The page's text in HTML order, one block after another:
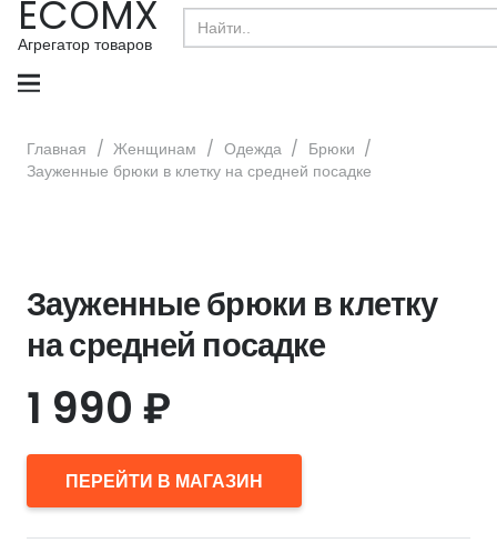
ECOMX
Агрегатор товаров
Search
for:
Главная / Женщинам / Одежда / Брюки /
Зауженные брюки в клетку на средней посадке
Зауженные брюки в клетку
на средней посадке
1 990 ₽
ПЕРЕЙТИ В МАГАЗИН